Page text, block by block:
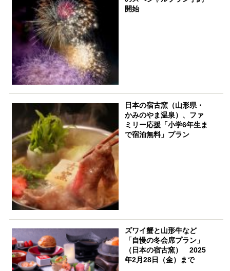
開始
日本の宿古窯（山形県・
かみのやま温泉）、ファ
ミリー応援「小学6年生ま
で宿泊無料」プラン
ズワイ蟹と山形牛など
「自慢の冬会席プラン」
（日本の宿古窯） 2025
年2月28日（金）まで